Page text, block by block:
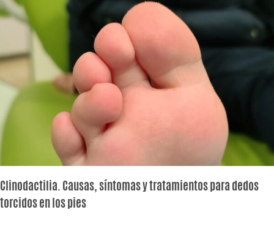
Clinodactilia. Causas, síntomas y tratamientos para dedos
torcidos en los pies